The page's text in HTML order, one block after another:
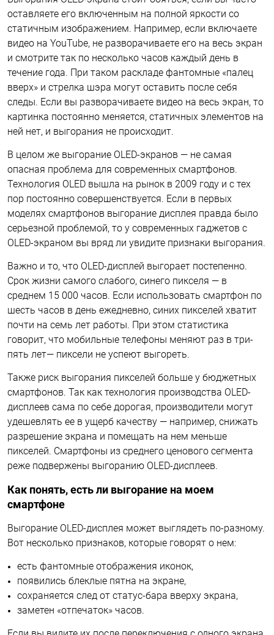
оставляете его включенным на полной яркости со
статичным изображением. Например, если включаете
видео на YouTube, не разворачиваете его на весь экран
и смотрите так по несколько часов каждый день в
течение года. При таком раскладе фантомные «палец
вверх» и стрелка шэра могут оставить после себя
следы. Если вы разворачиваете видео на весь экран, то
картинка постоянно меняется, статичных элементов на
ней нет, и выгорания не происходит.
В целом же выгорание OLED-экранов — не самая
опасная проблема для современных смартфонов.
Технология OLED вышла на рынок в 2009 году и с тех
пор постоянно совершенствуется. Если в первых
моделях смартфонов выгорание дисплея правда было
серьезной проблемой, то у современных гаджетов с
OLED-экраном вы вряд ли увидите признаки выгорания.
Важно и то, что OLED-дисплей выгорает постепенно.
Срок жизни самого слабого, синего пикселя — в
среднем 15 000 часов. Если использовать смартфон по
шесть часов в день ежедневно, синих пикселей хватит
почти на семь лет работы. При этом статистика
говорит, что мобильные телефоны меняют раз в три-
пять лет— пиксели не успеют выгореть.
Также риск выгорания пикселей больше у бюджетных
смартфонов. Так как технология производства OLED-
дисплеев сама по себе дорогая, производители могут
удешевлять ее в ущерб качеству — например, снижать
разрешение экрана и помещать на нем меньше
пикселей. Смартфоны из среднего ценового сегмента
реже подвержены выгоранию OLED-дисплеев.
Как понять, есть ли выгорание на моем
смартфоне
Выгорание OLED-дисплея может выглядеть по-разному.
Вот несколько признаков, которые говорят о нем:
есть фантомные отображения иконок,
появились блеклые пятна на экране,
сохраняется след от статус-бара вверху экрана,
заметен «отпечаток» часов.